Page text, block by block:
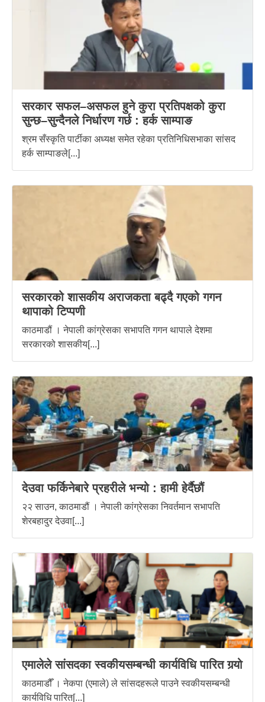
सरकार सफल–असफल हुने कुरा प्रतिपक्षको कुरा
सुन्छ–सुन्दैनले निर्धारण गर्छ : हर्क साम्पाङ
श्रम सँस्कृति पार्टीका अध्यक्ष समेत रहेका प्रतिनिधिसभाका सांसद
हर्क साम्पाङले[...]
सरकारको शासकीय अराजकता बढ्दै गएको गगन
थापाको टिप्पणी
काठमाडौं । नेपाली कांग्रेसका सभापति गगन थापाले देशमा
सरकारको शासकीय[...]
देउवा फर्किनेबारे प्रहरीले भन्यो : हामी हेर्दैछौं
२२ साउन, काठमाडौं । नेपाली कांग्रेसका निवर्तमान सभापति
शेरबहादुर देउवा[...]
एमालेले सांसदका स्वकीयसम्बन्धी कार्यविधि पारित गर्‍यो
काठमाडौँ । नेकपा (एमाले) ले सांसदहरूले पाउने स्वकीयसम्बन्धी
कार्यविधि पारित[...]